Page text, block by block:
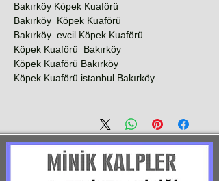
Bakırköy Köpek Kuaförü
Bakırköy Köpek Kuaförü
Bakırköy evcil Köpek Kuaförü
Köpek Kuaförü Bakırköy
Köpek Kuaförü Bakırköy
Köpek Kuaförü istanbul Bakırköy